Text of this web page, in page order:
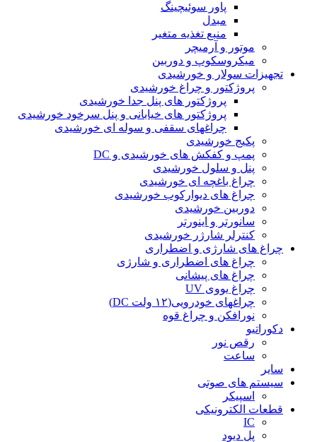
پاور سوئیچینگ
مبدل
منبع تغذیه متغیر
موتور و آرمیچر
میکروسکوپ و دوربین
تجهیزات سولار و خورشیدی
پروژکتور و چراغ خورشیدی
پروژکتور های پنل جدا خورشیدی
پروژکتور های خیابانی و پنل سرخود خورشیدی
چراغهای سقفی و سوله ای خورشیدی
پکیج خورشیدی
پمپ و کفکش های خورشیدی و DC
پنل و سلول خورشیدی
چراغ باغچه ای خورشیدی
چراغ های دیوارکوب خورشیدی
دوربین خورشیدی
سانورتر و اینورتر
کنترلر شارژر خورشیدی
چراغ های شارژی و اضطراری
چراغ های اضطراری و شارژی
چراغ های پیشانی
چراغ یووی UV
چراغهای خودرویی(۱۲ ولت DC)
نورافکن و چراغ قوه
دکوراتیو
رقص نور
ساعت
سایر
سیستم های صوتی
اسپیکر
قطعات الکترونیکی
IC
پل دیود